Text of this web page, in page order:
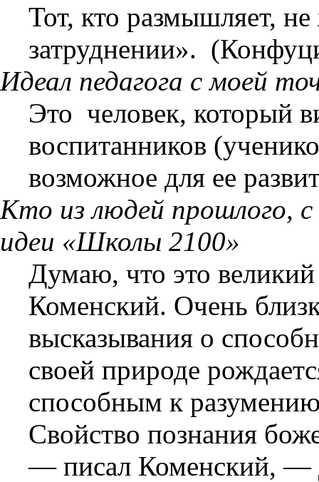
Тот, кто размышляет,
затруднении».
Идеал педагога с моей
Это человек, который
воспитанников
возможное для ее
Кто из людей прошлого,
идеи «Школы 2100»
Думаю, что это
Коменский. Очень
высказывания о
своей природе
способным к
Свойство познания
— писал Коменский, —